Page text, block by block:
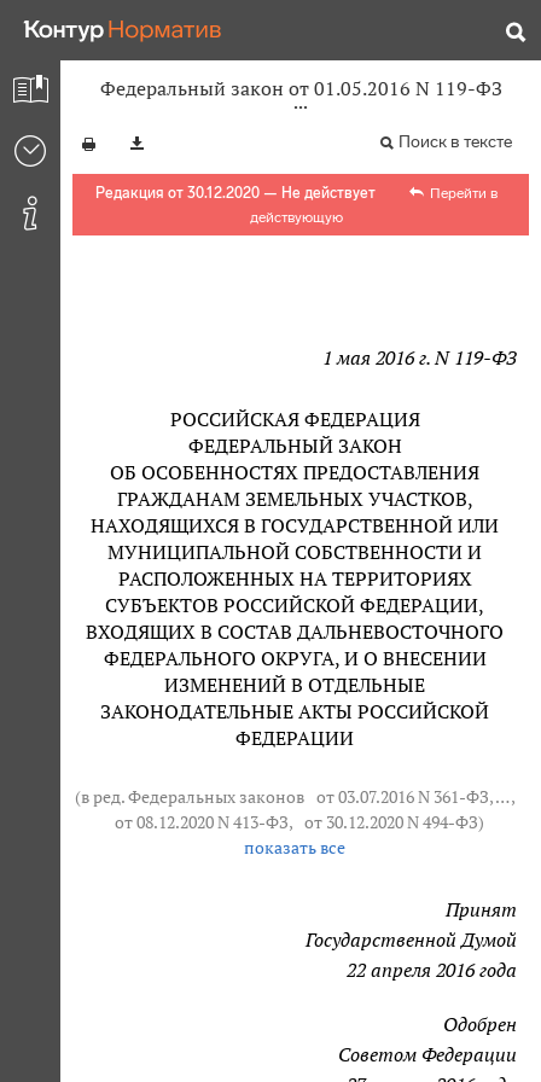
Федеральный закон от 01.05.2016 N 119-ФЗ
Поиск в тексте
Редакция от 30.12.2020 — Не действует
Перейти в
действующую
1 мая 2016 г. N 119-ФЗ
РОССИЙСКАЯ ФЕДЕРАЦИЯ
ФЕДЕРАЛЬНЫЙ ЗАКОН
ОБ ОСОБЕННОСТЯХ ПРЕДОСТАВЛЕНИЯ
ГРАЖДАНАМ ЗЕМЕЛЬНЫХ УЧАСТКОВ,
НАХОДЯЩИХСЯ В ГОСУДАРСТВЕННОЙ ИЛИ
МУНИЦИПАЛЬНОЙ СОБСТВЕННОСТИ И
РАСПОЛОЖЕННЫХ НА ТЕРРИТОРИЯХ
СУБЪЕКТОВ РОССИЙСКОЙ ФЕДЕРАЦИИ,
ВХОДЯЩИХ В СОСТАВ ДАЛЬНЕВОСТОЧНОГО
ФЕДЕРАЛЬНОГО ОКРУГА, И О ВНЕСЕНИИ
ИЗМЕНЕНИЙ В ОТДЕЛЬНЫЕ
ЗАКОНОДАТЕЛЬНЫЕ АКТЫ РОССИЙСКОЙ
ФЕДЕРАЦИИ
(в ред. Федеральных законов от 03.07.2016 N 361-ФЗ, … ,
от 08.12.2020 N 413-ФЗ, от 30.12.2020 N 494-ФЗ)
показать все
Принят
Государственной Думой
22 апреля 2016 года
Одобрен
Советом Федерации